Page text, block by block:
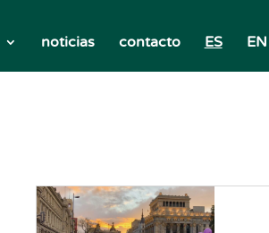
noticias contacto ES EN